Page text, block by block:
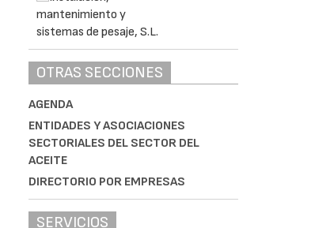
OTRAS SECCIONES
AGENDA
ENTIDADES Y ASOCIACIONES
SECTORIALES DEL SECTOR DEL
ACEITE
DIRECTORIO POR EMPRESAS
SERVICIOS